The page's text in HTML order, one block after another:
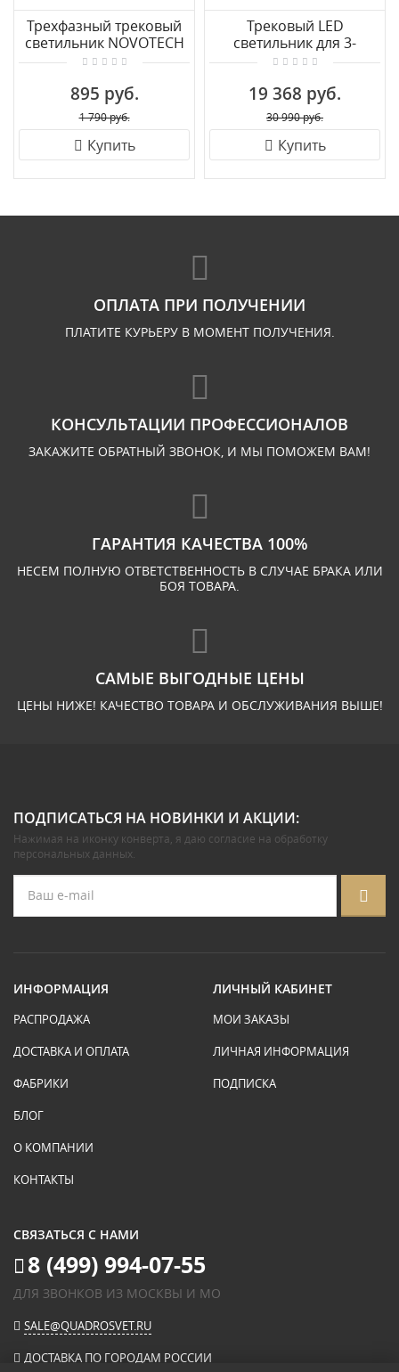
Трехфазный трековый
cветильник NOVOTECH
MAIS 370767
895 руб.
1 790 руб.
Купить
Трековый LED
светильник для 3-
фазного трека
8753
19 368 руб.
30 990 руб.
Купить
ОПЛАТА ПРИ ПОЛУЧЕНИИ
ПЛАТИТЕ КУРЬЕРУ В МОМЕНТ ПОЛУЧЕНИЯ.
КОНСУЛЬТАЦИИ ПРОФЕССИОНАЛОВ
ЗАКАЖИТЕ ОБРАТНЫЙ ЗВОНОК, И МЫ ПОМОЖЕМ ВАМ!
ГАРАНТИЯ КАЧЕСТВА 100%
НЕСЕМ ПОЛНУЮ ОТВЕТСТВЕННОСТЬ В СЛУЧАЕ БРАКА ИЛИ
БОЯ ТОВАРА.
САМЫЕ ВЫГОДНЫЕ ЦЕНЫ
ЦЕНЫ НИЖЕ! КАЧЕСТВО ТОВАРА И ОБСЛУЖИВАНИЯ ВЫШЕ!
ПОДПИСАТЬСЯ НА НОВИНКИ И АКЦИИ:
Нажимая на иконку конверта, я даю согласие на обработку
персональных данных.
ИНФОРМАЦИЯ
РАСПРОДАЖА
ДОСТАВКА И ОПЛАТА
ФАБРИКИ
БЛОГ
О КОМПАНИИ
КОНТАКТЫ
ЛИЧНЫЙ КАБИНЕТ
МОИ ЗАКАЗЫ
ЛИЧНАЯ ИНФОРМАЦИЯ
ПОДПИСКА
СВЯЗАТЬСЯ С НАМИ
8 (499) 994-07-55
ДЛЯ ЗВОНКОВ ИЗ МОСКВЫ И МО
SALE@QUADROSVET.RU
ДОСТАВКА ПО ГОРОДАМ РОССИИ